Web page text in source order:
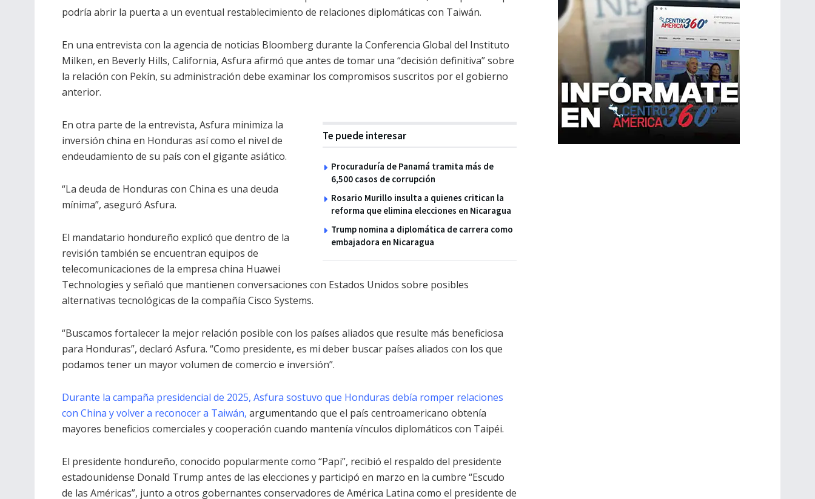
podría abrir la puerta a un eventual restablecimiento de relaciones diplomáticas con Taiwán.
En una entrevista con la agencia de noticias Bloomberg durante la Conferencia Global del Instituto
Milken, en Beverly Hills, California, Asfura afirmó que antes de tomar una “decisión definitiva” sobre
la relación con Pekín, su administración debe examinar los compromisos suscritos por el gobierno
anterior.
Te puede interesar
Procuraduría de Panamá tramita más de
6,500 casos de corrupción
Rosario Murillo insulta a quienes critican la
reforma que elimina elecciones en Nicaragua
Trump nomina a diplomática de carrera como
embajadora en Nicaragua
En otra parte de la entrevista, Asfura minimiza la
inversión china en Honduras así como el nivel de
endeudamiento de su país con el gigante asiático.
“La deuda de Honduras con China es una deuda
mínima”, aseguró Asfura.
El mandatario hondureño explicó que dentro de la
revisión también se encuentran equipos de
telecomunicaciones de la empresa china Huawei
Technologies y señaló que mantienen conversaciones con Estados Unidos sobre posibles
alternativas tecnológicas de la compañía Cisco Systems.
“Buscamos fortalecer la mejor relación posible con los países aliados que resulte más beneficiosa
para Honduras”, declaró Asfura. “Como presidente, es mi deber buscar países aliados con los que
podamos tener un mayor volumen de comercio e inversión”.
Durante la campaña presidencial de 2025, Asfura sostuvo que Honduras debía romper relaciones
con China y volver a reconocer a Taiwán, argumentando que el país centroamericano obtenía
mayores beneficios comerciales y cooperación cuando mantenía vínculos diplomáticos con Taipéi.
El presidente hondureño, conocido popularmente como “Papi”, recibió el respaldo del presidente
estadounidense Donald Trump antes de las elecciones y participó en marzo en la cumbre “Escudo
de las Américas”, junto a otros gobernantes conservadores de América Latina como el presidente de